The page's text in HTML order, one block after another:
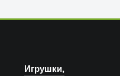
Игрушки,